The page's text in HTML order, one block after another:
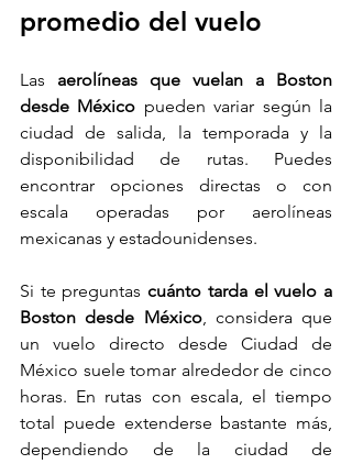
promedio del vuelo
Las aerolíneas que vuelan a Boston
desde México pueden variar según la
ciudad de salida, la temporada y la
disponibilidad de rutas. Puedes
encontrar opciones directas o con
escala operadas por aerolíneas
mexicanas y estadounidenses.
Si te preguntas cuánto tarda el vuelo a
Boston desde México, considera que
un vuelo directo desde Ciudad de
México suele tomar alrededor de cinco
horas. En rutas con escala, el tiempo
total puede extenderse bastante más,
dependiendo de la ciudad de